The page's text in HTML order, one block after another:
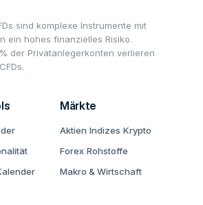
sind komplexe Instrumente mit
ein hohes finanzielles Risiko.
der Privatanlegerkonten verlieren
Märkte
Aktien Indizes Krypto
Forex Rohstoffe
Makro & Wirtschaft